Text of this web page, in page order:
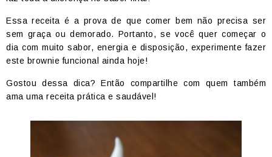
Essa receita é a prova de que comer bem não precisa ser
sem graça ou demorado. Portanto, se você quer começar o
dia com muito sabor, energia e disposição, experimente fazer
este brownie funcional ainda hoje!
Gostou dessa dica? Então compartilhe com quem também
ama uma receita prática e saudável!